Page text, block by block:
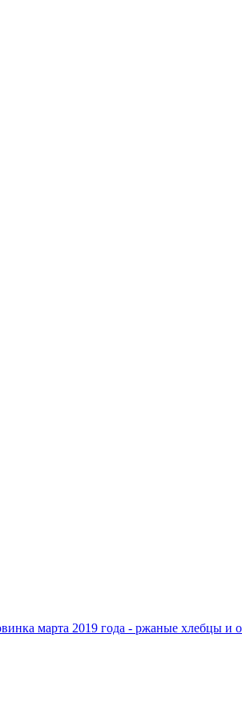
марта 2019 года - ржаные хлебцы